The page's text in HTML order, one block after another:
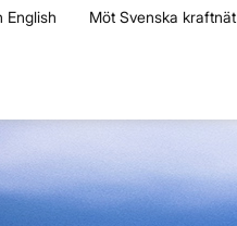
English Möt Svenska kraftnät